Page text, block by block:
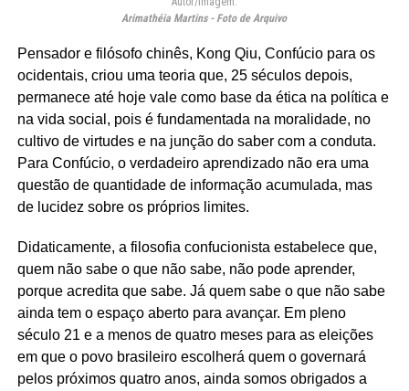
Arimathéia Martins - Foto de Arquivo
Pensador e filósofo chinês, Kong Qiu, Confúcio para os
ocidentais, criou uma teoria que, 25 séculos depois,
permanece até hoje vale como base da ética na política e
na vida social, pois é fundamentada na moralidade, no
cultivo de virtudes e na junção do saber com a conduta.
Para Confúcio, o verdadeiro aprendizado não era uma
questão de quantidade de informação acumulada, mas
de lucidez sobre os próprios limites.
Didaticamente, a filosofia confucionista estabelece que,
quem não sabe o que não sabe, não pode aprender,
porque acredita que sabe. Já quem sabe o que não sabe
ainda tem o espaço aberto para avançar. Em pleno
século 21 e a menos de quatro meses para as eleições
em que o povo brasileiro escolherá quem o governará
pelos próximos quatro anos, ainda somos obrigados a